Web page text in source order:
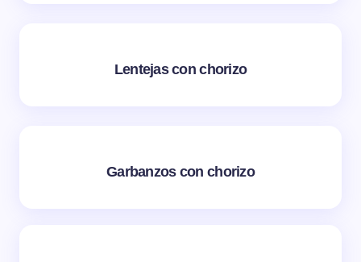
Lentejas con chorizo
Garbanzos con chorizo